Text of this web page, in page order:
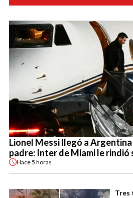
Lionel Messi llegó a
padre: Inter de Miami le
Hace5 horas
Tres